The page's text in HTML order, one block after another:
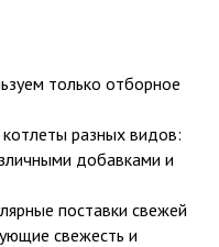
только отборное
разных видов:
добавками и
поставки свежей
свежесть и